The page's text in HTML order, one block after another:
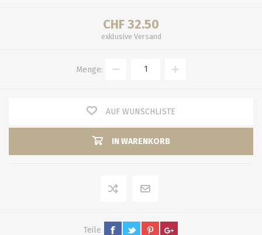
CHF 32.50
exklusive Versand
Menge:
AUF WUNSCHLISTE
IN WARENKORB
Teile